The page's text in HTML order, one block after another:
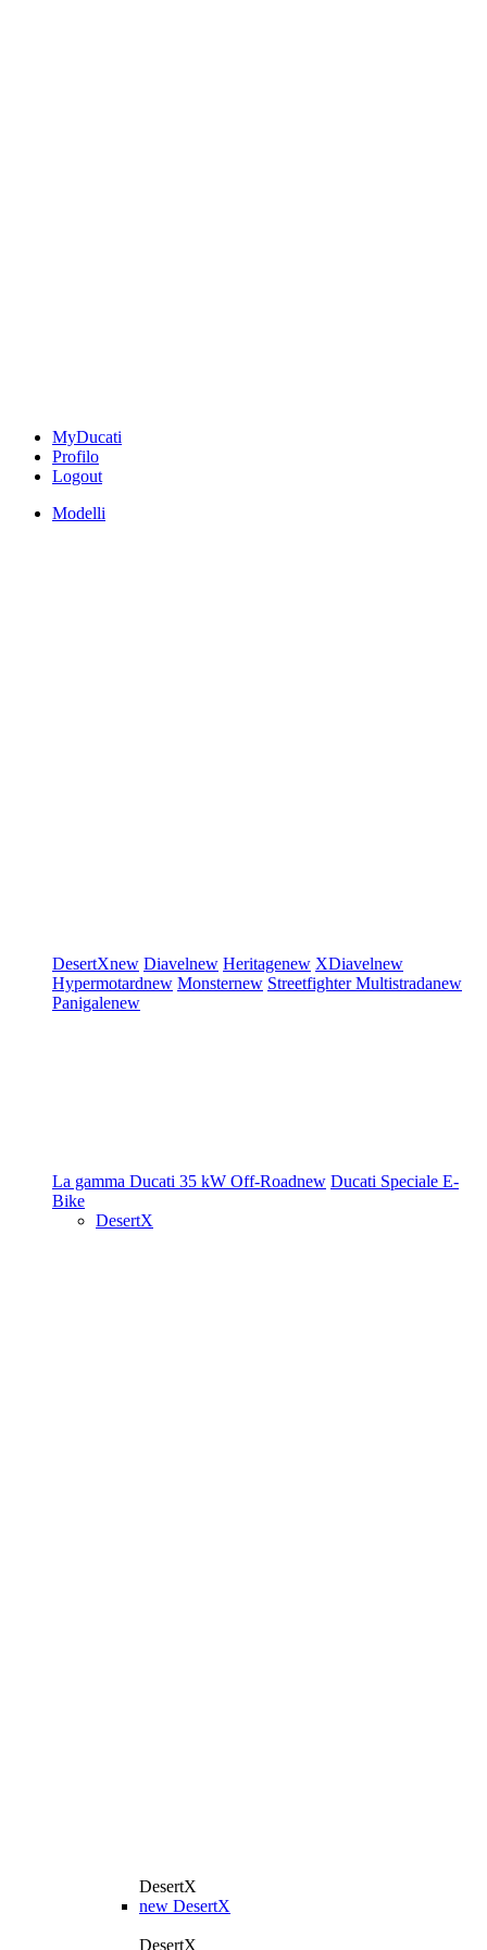
MyDucati
Profilo
Logout
Modelli
DesertXnew Diavelnew Heritagenew XDiavelnew
Hypermotardnew Monsternew StreetfighterMultistradanew
Panigalenew
La gamma Ducati 35 kW Off-Roadnew Ducati Speciale E-
Bike
DesertX
DesertX
new DesertX
DesertX